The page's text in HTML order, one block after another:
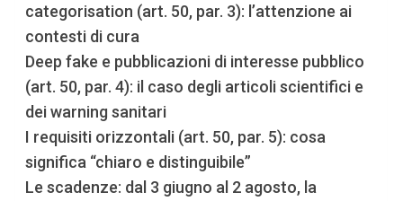
categorisation (art. 50, par. 3): l’attenzione ai
contesti di cura
Deep fake e pubblicazioni di interesse pubblico
(art. 50, par. 4): il caso degli articoli scientifici e
dei warning sanitari
I requisiti orizzontali (art. 50, par. 5): cosa
significa “chiaro e distinguibile”
Le scadenze: dal 3 giugno al 2 agosto, la